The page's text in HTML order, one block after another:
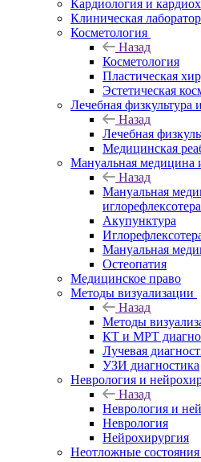
Кардиология и
Клиническая
Косметология
Назад
Косметология
Пластическая
Эстетическая
Лечебная физкультура
Назад
Лечебная
Медицинская
Мануальная медицина
Назад
Мануальная
Акупунктура
Мануальная
Остеопатия
Медицинское право
Методы визуализации
Назад
Методы
КТ и МРТ
Лучевая
УЗИ диагностика
Неврология и
Назад
Неврология и
Неврология
Нейрохирургия
Неотложные